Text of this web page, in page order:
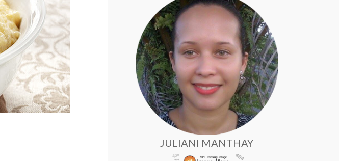
JULIANI MANTHAY